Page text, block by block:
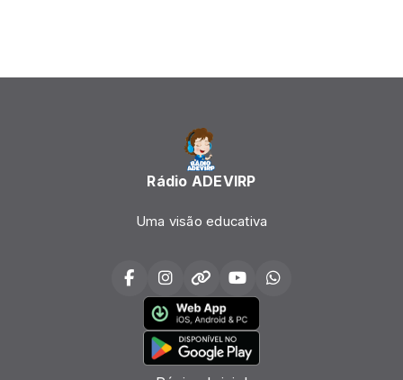
Rádio ADEVIRP
Uma visão educativa